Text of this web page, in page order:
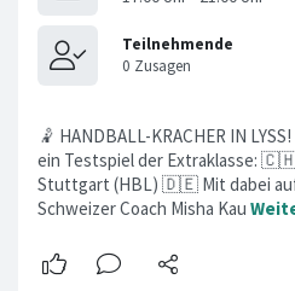
🤾 HANDBALL-KRACHER IN
ein Testspiel der Extraklasse: 🇨🇭
Stuttgart (HBL) 🇩🇪 Mit dabei
Schweizer Coach Misha Kau